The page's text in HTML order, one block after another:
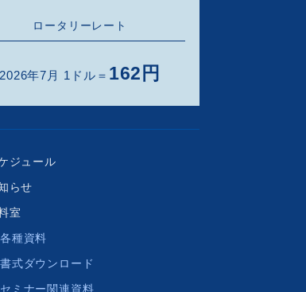
ロータリーレート
2026年7月 1ドル＝ 162円
ジュール
らせ
室
各種資料
書式ダウンロード
セミナー関連資料